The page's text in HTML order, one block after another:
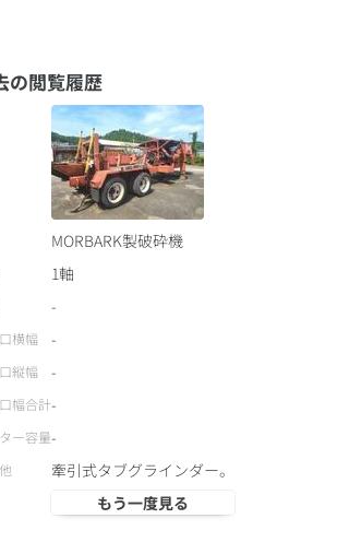
の閲覧履歴
MORBARK製破砕機
1軸
-
横幅 -
縦幅 -
幅合計-
ー容量-
牽引式タブグラインダー。
もう一度見る